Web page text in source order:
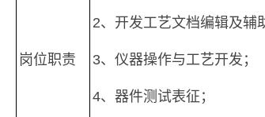
岗位职责
2、开发工艺文档编辑及辅
3、仪器操作与工艺开发；
4、器件测试表征；